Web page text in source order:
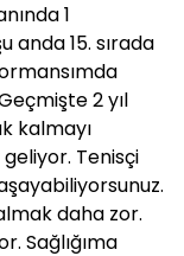
1
anda 15. sırada
2 yıl
kalmayı
Tenisçi
daha zor.
Sağlığıma